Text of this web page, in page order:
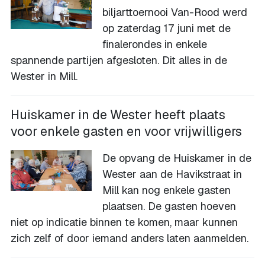
biljarttoernooi Van-Rood werd
op zaterdag 17 juni met de
finalerondes in enkele
spannende partijen afgesloten. Dit alles in de
Wester in Mill.
Huiskamer in de Wester heeft plaats
voor enkele gasten en voor vrijwilligers
De opvang de Huiskamer in de
Wester aan de Havikstraat in
Mill kan nog enkele gasten
plaatsen. De gasten hoeven
niet op indicatie binnen te komen, maar kunnen
zich zelf of door iemand anders laten aanmelden.